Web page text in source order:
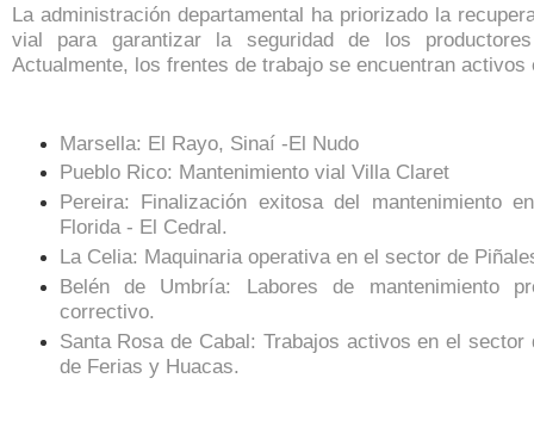
La administración departamental ha priorizado la
vial para garantizar la seguridad de los
Actualmente, los frentes de trabajo se encuentran activos
Marsella: El Rayo, Sinaí -El Nudo
Pueblo Rico: Mantenimiento vial Villa Claret
Pereira: Finalización exitosa del mantenimiento
Florida - El Cedral.
La Celia: Maquinaria operativa en el sector de
Belén de Umbría: Labores de mantenimiento
correctivo.
Santa Rosa de Cabal: Trabajos activos en el sector
de Ferias y Huacas.